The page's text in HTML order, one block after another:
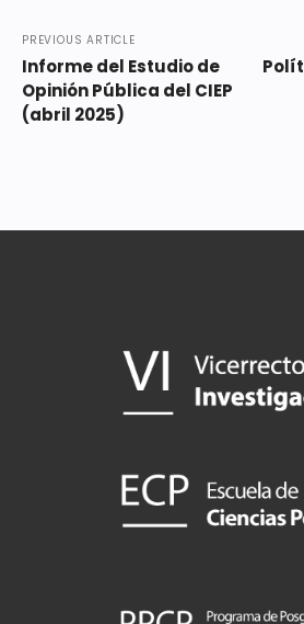
PREVIOUS ARTICLE
Informe del Estudio de
Opinión Pública del CIEP
(abril 2025)